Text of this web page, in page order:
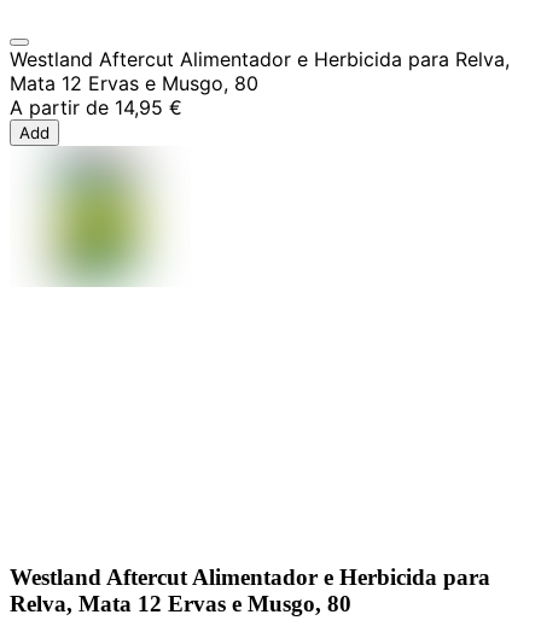
Westland Aftercut Alimentador e Herbicida para Relva,
Mata 12 Ervas e Musgo, 80
A partir de 14,95 €
Add
Westland Aftercut Alimentador e Herbicida para
Relva, Mata 12 Ervas e Musgo, 80